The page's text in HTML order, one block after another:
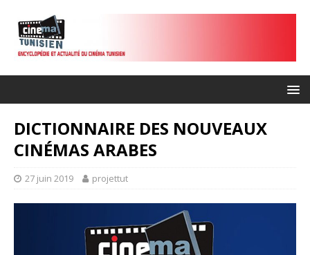
DICTIONNAIRE DES NOUVEAUX
CINÉMAS ARABES
27 juin 2019 projettut